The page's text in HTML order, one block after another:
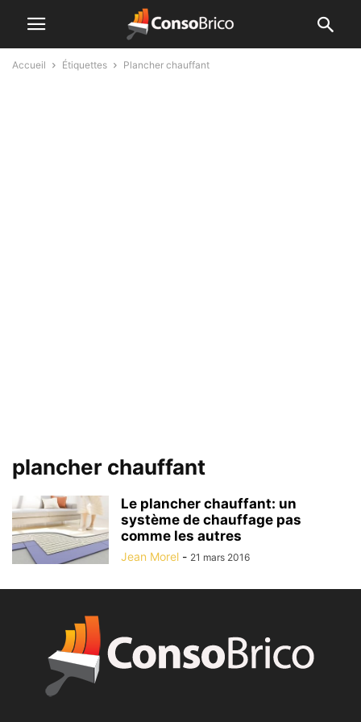
Accueil Étiquettes Plancher chauffant
plancher chauffant
Le plancher chauffant: un
système de chauffage pas
comme les autres
Jean Morel - 21 mars 2016